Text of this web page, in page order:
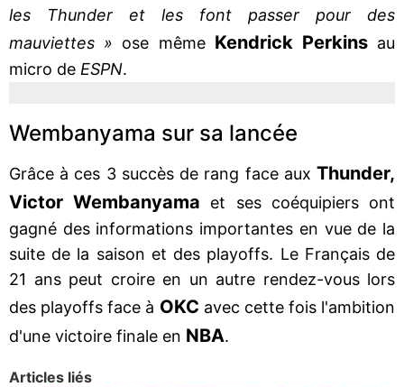
les Thunder et les font passer pour des
mauviettes » ose même Kendrick Perkinsau
micro de ESPN.
Wembanyama sur sa lancée
Grâce à ces 3 succès de rang face aux Thunder,
Victor Wembanyama et ses coéquipiers ont
gagné des informations importantes en vue de la
suite de la saison et des playoffs. Le Français de
21 ans peut croire en un autre rendez-vous lors
des playoffs face à OKC avec cette fois l'ambition
d'une victoire finale en NBA.
Articles liés